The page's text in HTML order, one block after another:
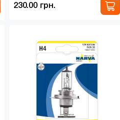
230.00 грн.